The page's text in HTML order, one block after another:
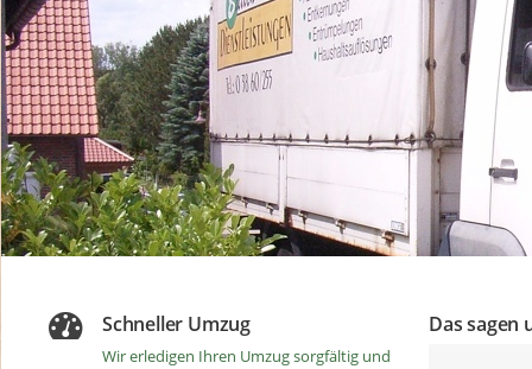
Schneller Umzug
Wir erledigen Ihren Umzug sorgfältig und
Das sagen